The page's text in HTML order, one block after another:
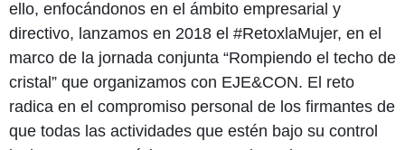
ello, enfocándonos en el ámbito empresarial y
directivo, lanzamos en 2018 el #RetoxlaMujer, en el
marco de la jornada conjunta “Rompiendo el techo de
cristal” que organizamos con EJE&CON. El reto
radica en el compromiso personal de los firmantes de
que todas las actividades que estén bajo su control